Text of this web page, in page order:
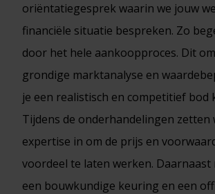
oriëntatiegesprek waarin we jouw
financiële situatie bespreken. Zo
door het hele aankoopproces. Dit
grondige marktanalyse en
je een realistisch en competitief bod
Tijdens de onderhandelingen zetten
expertise in om de prijs en
voordeel te laten werken. Daarnaast
een bouwkundige keuring en een